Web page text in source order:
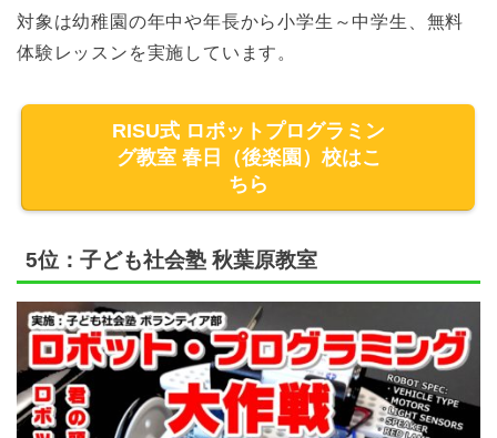
対象は幼稚園の年中や年長から小学生～中学生、無料
体験レッスンを実施しています。
RISU式 ロボットプログラミン
グ教室 春日（後楽園）校はこ
ちら
5位：子ども社会塾 秋葉原教室